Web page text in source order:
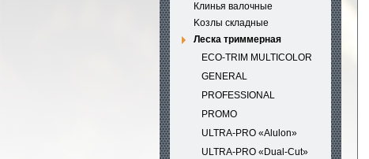
Клинья валочные
Kозлы складные
Леска триммерная
ECO-TRIM MULTICOLOR
GENERAL
PROFESSIONAL
PROMO
ULTRA-PRO «Alulon»
ULTRA-PRO «Dual-Cut»